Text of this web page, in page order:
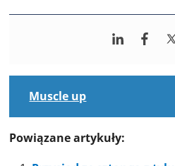
Muscle up
Powiązane artykuły: